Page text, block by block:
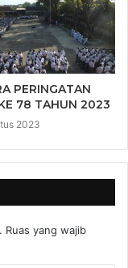
PERINGATAN
78 TAHUN 2023
2023
Ruas yang wajib